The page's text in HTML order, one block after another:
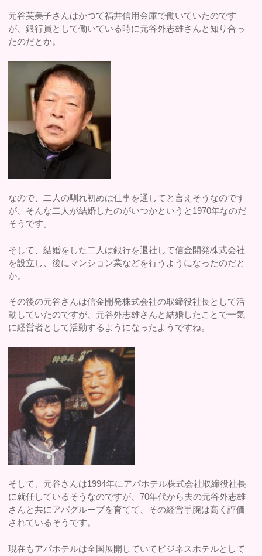
元谷芙美子さんはかつて福井信用金庫で働いていたのです
が、銀行員として働いている時に元谷外志雄さんと知り合っ
たのだとか。
なので、二人の馴れ初めは仕事を通してと言えそうなのです
が、そんな二人が結婚したのがいつかというと1970年なのだ
そうです。
そして、結婚をした二人は銀行を退社して信金開発株式会社
を設立し、後にマンション業などを行うようになったのだと
か。
その後の元谷さんは信金開発株式会社の取締役社長として活
動していたのですが、元谷外志雄さんと結婚したことで一気
に経営者として活動するようになったようですね。
そして、元谷さんは1994年にアパホテル株式会社取締役社長
に就任しているそうなのですが、70年代から夫の元谷外志雄
さんと共にアパグループを育てて、その経営手腕は高く評価
されているそうです。
現在もアパホテルは全国展開していてビジネスホテルとして